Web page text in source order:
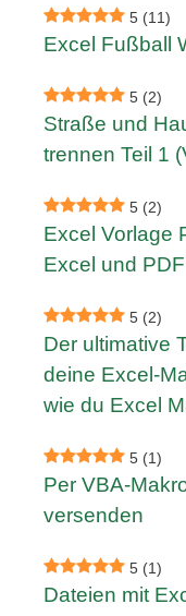
5 (11)
Excel Fußball
5 (2)
Straße und
trennen Teil 1
5 (2)
Excel Vorlage
Excel und PDF
5 (2)
Der ultimative
deine Excel-
wie du Excel
5 (1)
Per VBA-
versenden
5 (1)
Dateien mit